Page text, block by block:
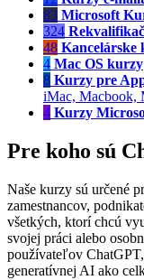
83 Microsoft
324
48 Kancelárske
4 Mac OS kurzy
8 Kurzy pre
iMac, Macbook,
4 Kurzy
Pre koho sú
Naše kurzy sú určené
zamestnancov,
všetkých, ktorí chcú
svojej práci alebo
používateľov
generatívnej AI ako